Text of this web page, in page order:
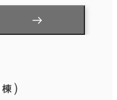
棟 ）